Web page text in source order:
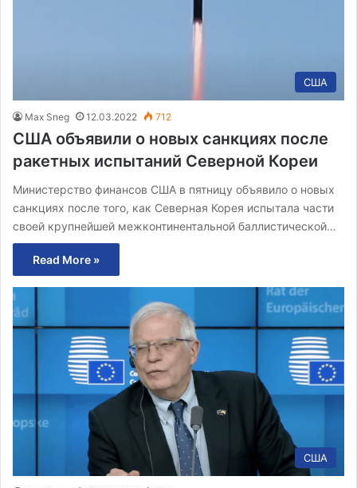
США
Max Sneg 12.03.2022 712
США объявили о новых санкциях после
ракетных испытаний Северной Кореи
Министерство финансов США в пятницу объявило о новых
санкциях после того, как Северная Корея испытала части
своей крупнейшей межконтинентальной баллистической…
Read More »
США